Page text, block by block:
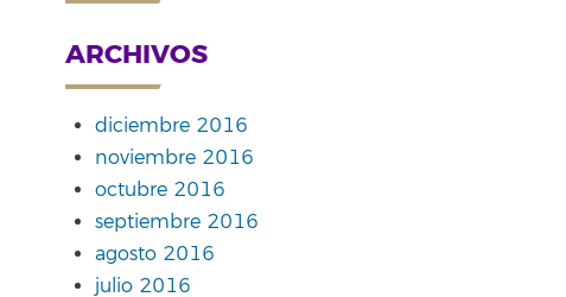
ARCHIVOS
diciembre 2016
noviembre 2016
octubre 2016
septiembre 2016
agosto 2016
julio 2016